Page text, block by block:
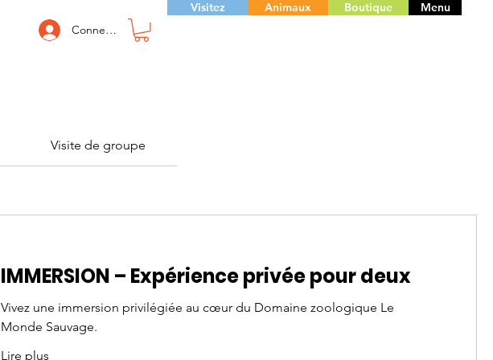
Connexion
Visitez Animaux Boutique Menu
Visite de groupe
IMMERSION – Expérience privée pour deux
Vivez une immersion privilégiée au cœur du Domaine zoologique Le
Monde Sauvage.
Lire plus